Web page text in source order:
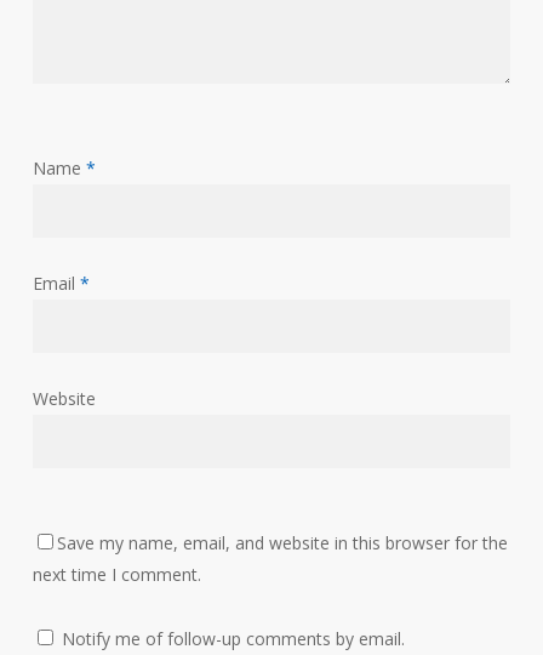
Name *
Email *
Website
Save my name, email, and website in this browser for the
next time I comment.
Notify me of follow-up comments by email.